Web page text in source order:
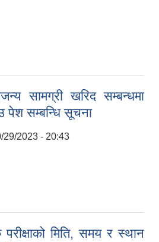
सामग्री खरिद सम्बन्धमा
पेश सम्बन्धि सूचना
29/2023 - 20:43
मिति, समय र स्थान